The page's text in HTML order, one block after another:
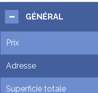
GÉNÉRAL
Prix
Adresse
Superficie totale